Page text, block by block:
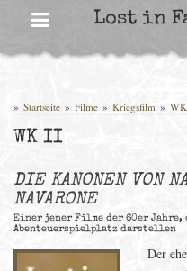
Lost in
» Startseite » Filme » Kriegsfilm »
WK II
DIE KANONEN VON
NAVARONE
Einer jener Filme der 60er
Abenteuerspielplatz darstellen
Der